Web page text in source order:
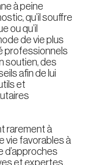
à peine
qu’il souffre
ou qu’il
de vie plus
professionnels
soutien, des
afin de lui
et
rarement à
vie favorables à
d’approches
et expertes.